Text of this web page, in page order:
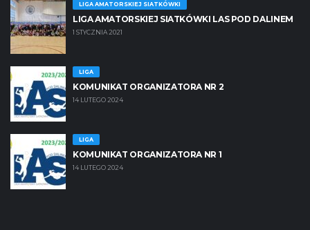
LIGA AMATORSKIEJ SIATKÓWKI
LIGA AMATORSKIEJ SIATKÓWKI LAS POD DALINEM
1 STYCZNIA 2021
LIGA
KOMUNIKAT ORGANIZATORA NR 2
14 LUTEGO 2024
LIGA
KOMUNIKAT ORGANIZATORA NR 1
14 LUTEGO 2024